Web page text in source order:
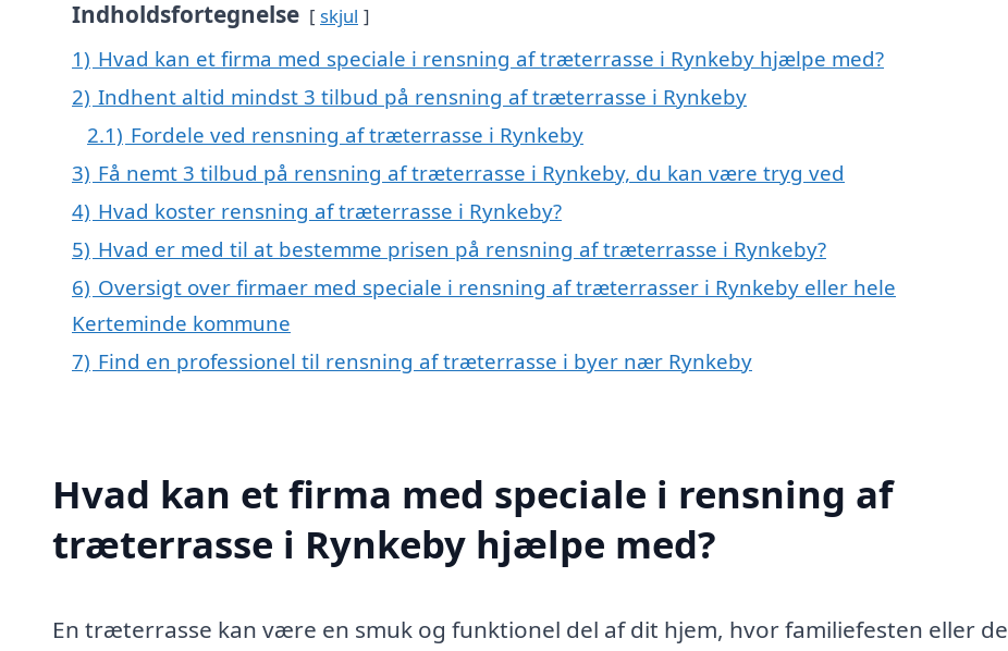
Indholdsfortegnelse skjul
1) Hvad kan et firma med speciale i rensning af træterrasse i Rynkeby hjælpe med?
2) Indhent altid mindst 3 tilbud på rensning af træterrasse i Rynkeby
2.1) Fordele ved rensning af træterrasse i Rynkeby
3) Få nemt 3 tilbud på rensning af træterrasse i Rynkeby, du kan være tryg ved
4) Hvad koster rensning af træterrasse i Rynkeby?
5) Hvad er med til at bestemme prisen på rensning af træterrasse i Rynkeby?
6) Oversigt over firmaer med speciale i rensning af træterrasser i Rynkeby eller hele
Kerteminde kommune
7) Find en professionel til rensning af træterrasse i byer nær Rynkeby
Hvad kan et firma med speciale i rensning af
træterrasse i Rynkeby hjælpe med?
En træterrasse kan være en smuk og funktionel del af dit hjem, hvor familiefesten eller de